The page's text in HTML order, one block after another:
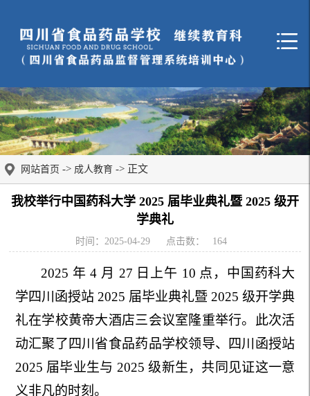
网站首页 -> 成人教育 -> 正文
我校举行中国药科大学 2025 届毕业典礼暨 2025 级开
学典礼
时间：2025-04-29 点击数： 164
2025 年 4 月 27 日上午 10 点，中国药科大
学四川函授站 2025 届毕业典礼暨 2025 级开学典
礼在学校黄帝大酒店三会议室隆重举行。此次活
动汇聚了四川省食品药品学校领导、四川函授站
2025 届毕业生与 2025 级新生，共同见证这一意
义非凡的时刻。